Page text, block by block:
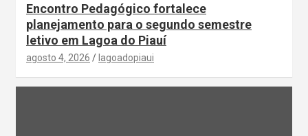
Encontro Pedagógico fortalece
planejamento para o segundo semestre
letivo em Lagoa do Piauí
agosto 4, 2026 lagoadopiaui